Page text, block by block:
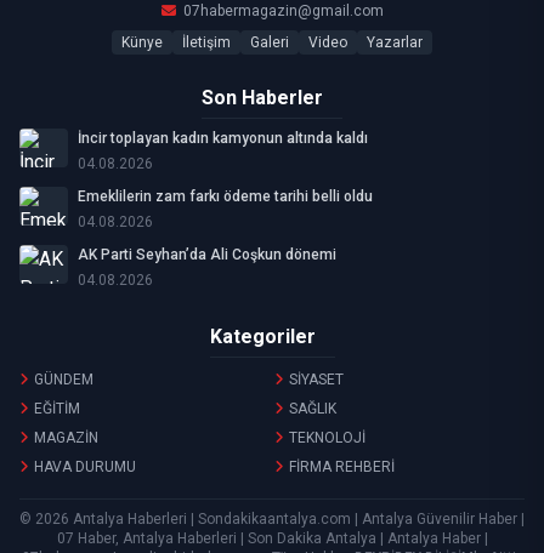
07habermagazin@gmail.com
Künye
İletişim Galeri Video Yazarlar
Son Haberler
İncir toplayan kadın kamyonun altında kaldı
04.08.2026
Emeklilerin zam farkı ödeme tarihi belli oldu
04.08.2026
AK Parti Seyhan’da Ali Coşkun dönemi
04.08.2026
Kategoriler
GÜNDEM
SİYASET
EĞİTİM
SAĞLIK
MAGAZİN
TEKNOLOJİ
HAVA DURUMU
FİRMA REHBERİ
© 2026 Antalya Haberleri | Sondakikaantalya.com | Antalya Güvenilir Haber |
07 Haber, Antalya Haberleri | Son Dakika Antalya | Antalya Haber |